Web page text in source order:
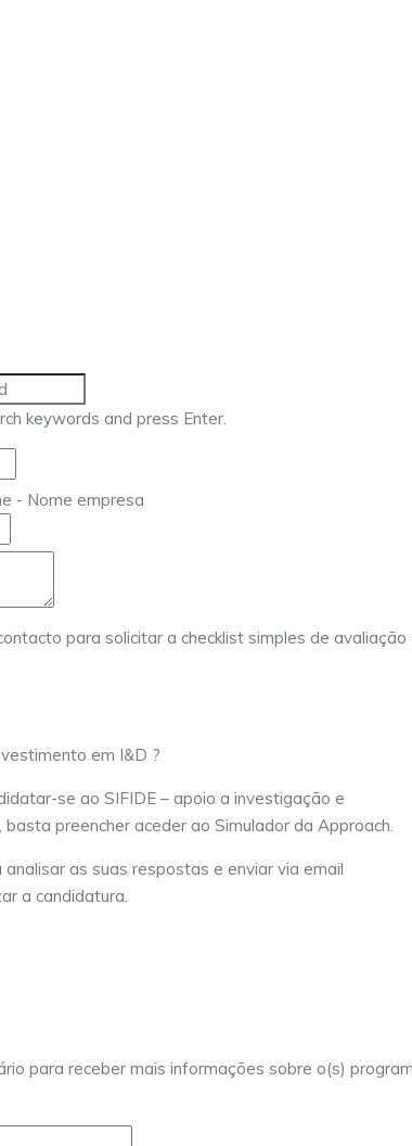
keywords and press Enter.
- Nome empresa
para solicitar a checklist simples de
em I&D ?
se ao SIFIDE – apoio a investigação e
preencher aceder ao Simulador da Approach.
as suas respostas e enviar via email
a candidatura.
para receber mais informações sobre o(s)